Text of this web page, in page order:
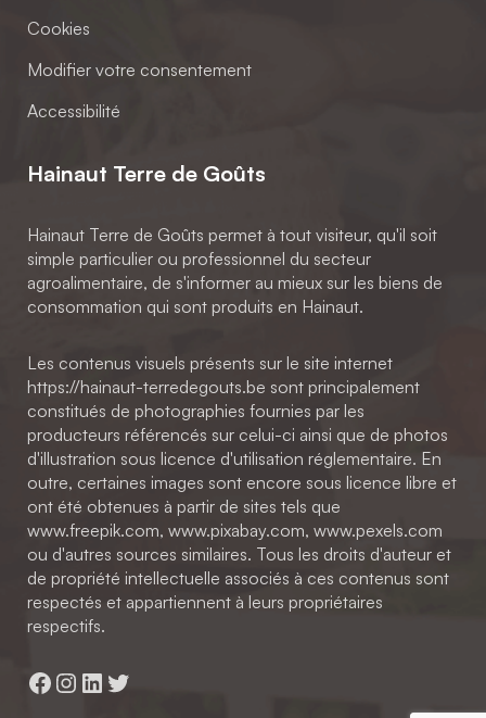
Cookies
Modifier votre consentement
Accessibilité
Hainaut Terre de Goûts
Hainaut Terre de Goûts permet à tout visiteur, qu'il soit
simple particulier ou professionnel du secteur
agroalimentaire, de s'informer au mieux sur les biens de
consommation qui sont produits en Hainaut.
Les contenus visuels présents sur le site internet
https://hainaut-terredegouts.be sont principalement
constitués de photographies fournies par les
producteurs référencés sur celui-ci ainsi que de photos
d'illustration sous licence d'utilisation réglementaire. En
outre, certaines images sont encore sous licence libre et
ont été obtenues à partir de sites tels que
www.freepik.com, www.pixabay.com, www.pexels.com
ou d'autres sources similaires. Tous les droits d'auteur et
de propriété intellectuelle associés à ces contenus sont
respectés et appartiennent à leurs propriétaires
respectifs.
Facebook
Instagram
LinkedIn
Twitter